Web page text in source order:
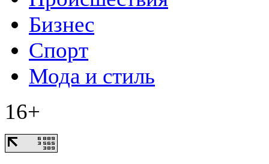
Бизнес
Спорт
Мода и стиль
16+